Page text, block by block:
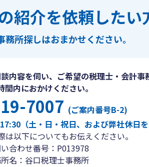
紹介を依頼したい
務所探しはおまかせください。
内容を伺い、ご希望の税理士・会計事
間内におかけください。
7007 (ご案内番号B-2)
（土・日・祝日、および弊社休日
は以下についてもお伝えください。
合わせ番号：P013978
名：谷口税理士事務所